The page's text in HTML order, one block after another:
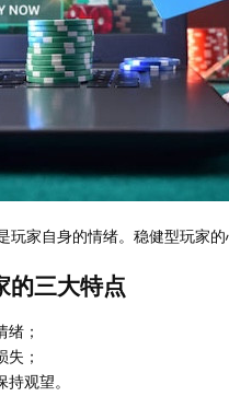
玩家自身的情绪。稳健型玩家
的三大特点
绪；
失；
观望。